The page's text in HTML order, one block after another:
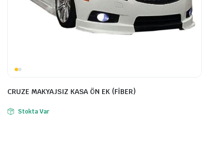
CRUZE MAKYAJSIZ KASA ÖN EK (FİBER)
Stokta Var